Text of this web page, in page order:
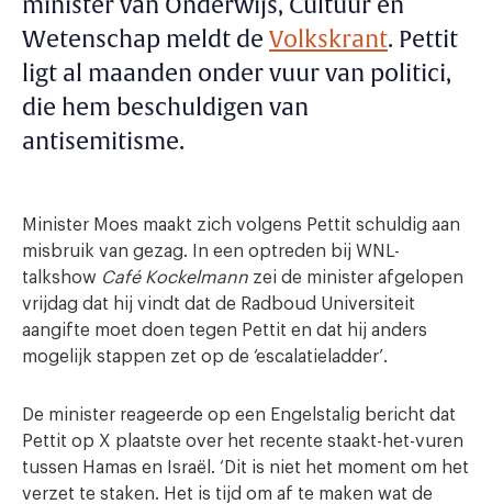
Wetenschap meldt de Volkskrant. Pettit
ligt al maanden onder vuur van politici,
die hem beschuldigen van
antisemitisme.
Minister Moes maakt zich volgens Pettit schuldig aan
misbruik van gezag. In een optreden bij WNL-
talkshow Café Kockelmann zei de minister afgelopen
vrijdag dat hij vindt dat de Radboud Universiteit
aangifte moet doen tegen Pettit en dat hij anders
mogelijk stappen zet op de ‘escalatieladder’.
De minister reageerde op een Engelstalig bericht dat
Pettit op X plaatste over het recente staakt-het-vuren
tussen Hamas en Israël. ‘Dit is niet het moment om het
verzet te staken. Het is tijd om af te maken wat de